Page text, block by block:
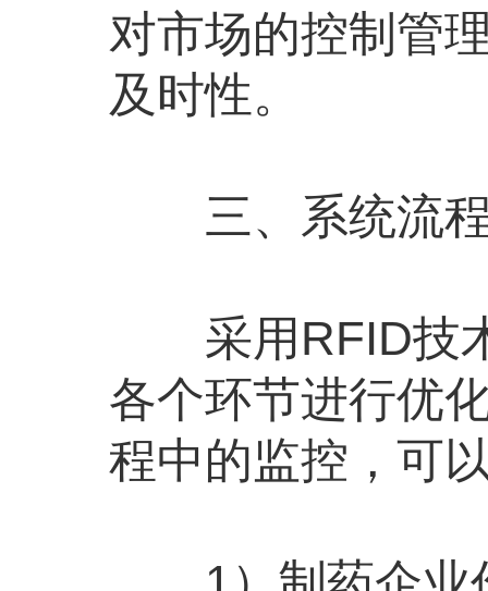
对市场的控制管
及时性。
三、系统流
采用RFID技术
各个环节进行优
程中的监控，可